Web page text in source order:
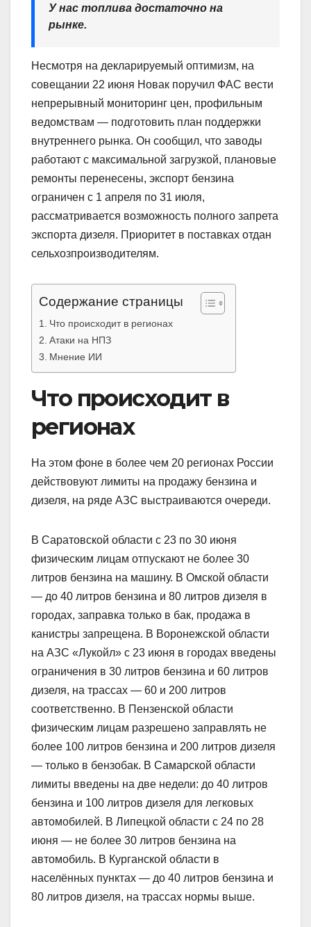
У нас топлива достаточно на
рынке.
Несмотря на декларируемый оптимизм, на
совещании 22 июня Новак поручил ФАС вести
непрерывный мониторинг цен, профильным
ведомствам — подготовить план поддержки
внутреннего рынка. Он сообщил, что заводы
работают с максимальной загрузкой, плановые
ремонты перенесены, экспорт бензина
ограничен с 1 апреля по 31 июля,
рассматривается возможность полного запрета
экспорта дизеля. Приоритет в поставках отдан
сельхозпроизводителям.
Содержание страницы
Что происходит в регионах
Атаки на НПЗ
Мнение ИИ
Что происходит в
регионах
На этом фоне в более чем 20 регионах России
действовуют лимиты на продажу бензина и
дизеля, на ряде АЗС выстраиваются очереди.
В Саратовской области с 23 по 30 июня
физическим лицам отпускают не более 30
литров бензина на машину. В Омской области
— до 40 литров бензина и 80 литров дизеля в
городах, заправка только в бак, продажа в
канистры запрещена. В Воронежской области
на АЗС «Лукойл» с 23 июня в городах введены
ограничения в 30 литров бензина и 60 литров
дизеля, на трассах — 60 и 200 литров
соответственно. В Пензенской области
физическим лицам разрешено заправлять не
более 100 литров бензина и 200 литров дизеля
— только в бензобак. В Самарской области
лимиты введены на две недели: до 40 литров
бензина и 100 литров дизеля для легковых
автомобилей. В Липецкой области с 24 по 28
июня — не более 30 литров бензина на
автомобиль. В Курганской области в
населённых пунктах — до 40 литров бензина и
80 литров дизеля, на трассах нормы выше.